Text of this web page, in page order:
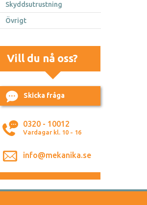
Skyddsutrustning
Övrigt
Vill du nå oss?
Skicka fråga
0320 - 10012
Vardagar kl. 10 - 16
info@mekanika.se